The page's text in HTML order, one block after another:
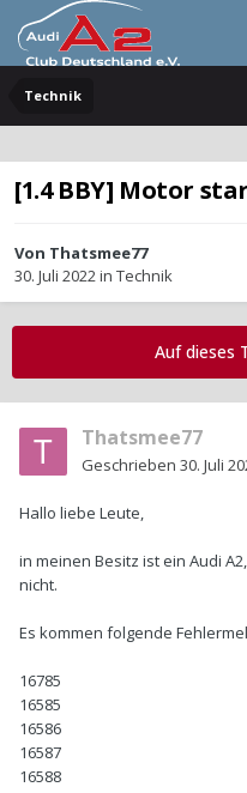
Technik
[1.4 BBY] Motor
Von Thatsmee77
30. Juli 2022in Technik
Auf dieses
Thatsmee77
Geschrieben 30. Juli
Hallo liebe Leute,
in meinen Besitz ist ein Audi
nicht.
Es kommen folgende
16785
16585
16586
16587
16588